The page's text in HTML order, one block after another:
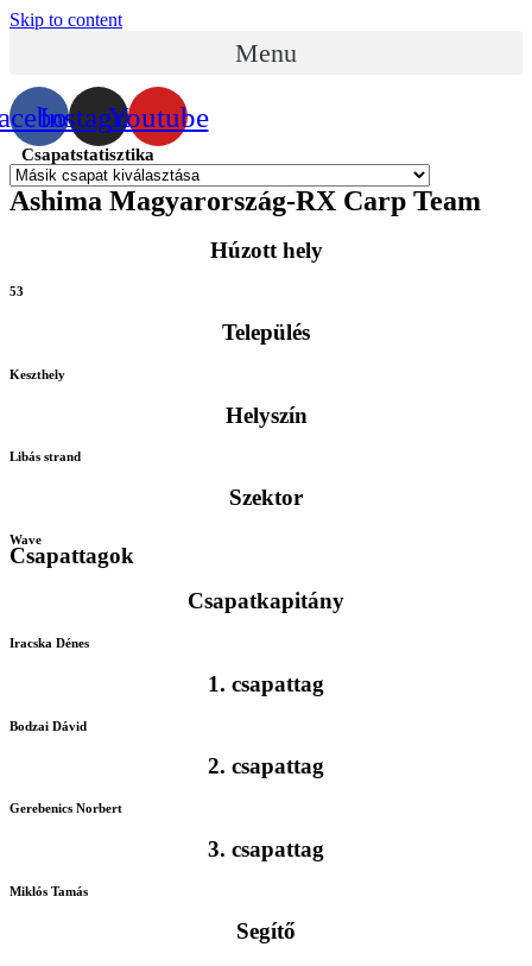
Skip to content
Menu
InstagramYoutube
Csapatstatisztika
Ashima Magyarország-RX Carp Team
Húzott hely
53
Település
Keszthely
Helyszín
Libás strand
Szektor
Wave
Csapattagok
Csapatkapitány
Iracska Dénes
1. csapattag
Bodzai Dávid
2. csapattag
Gerebenics Norbert
3. csapattag
Miklós Tamás
Segítő